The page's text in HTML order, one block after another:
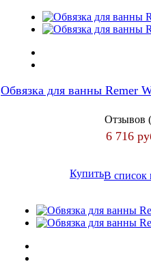
Обвязка для ванны Remer
Отзывов
6 716
КупитьВ список